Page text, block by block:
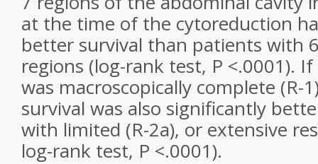
at the time of the cytoreduction
better survival than patients with
regions (log-rank test, P <.0001).
was macroscopically complete (R-
survival was also significantly
with limited (R-2a), or extensive
log-rank test, P <.0001).